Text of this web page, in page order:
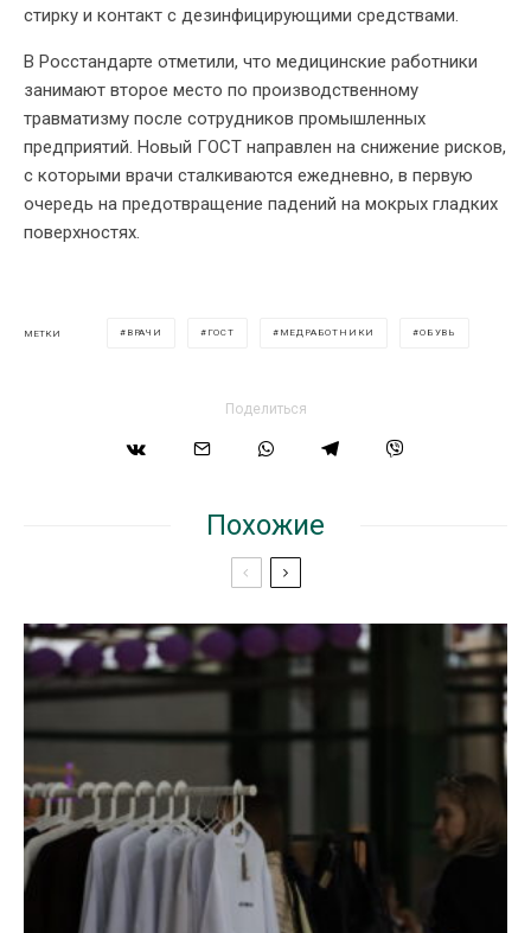
стирку и контакт с дезинфицирующими средствами.
В Росстандарте отметили, что медицинские работники
занимают второе место по производственному
травматизму после сотрудников промышленных
предприятий. Новый ГОСТ направлен на снижение рисков,
с которыми врачи сталкиваются ежедневно, в первую
очередь на предотвращение падений на мокрых гладких
поверхностях.
МЕТКИ ВРАЧИ ГОСТ МЕДРАБОТНИКИ ОБУВЬ
Поделиться
Похожие